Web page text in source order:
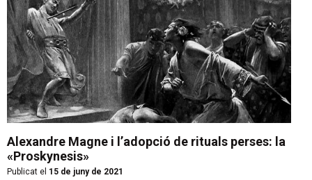
Alexandre Magne i l’adopció de rituals perses: la
«Proskynesis»
Publicat el 15 de juny de 2021